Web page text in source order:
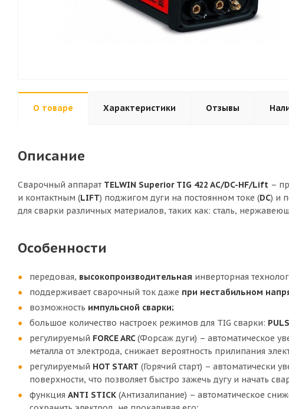
О товаре Характеристики Отзывы
Описание
Сварочный аппарат TELWIN Superior TIG 422 AC/DC-HF/Lift –
и контактным (LIFT) поджигом дуги на постоянном токе (DС) и
для сварки различных материалов, таких как: сталь,
Особенности
передовая, высокопроизводительная инверторная
поддерживает сварочный ток даже при нестабильном
возможность импульсной сварки;
большое количество настроек режимов для TIG сварки:
регулируемый FORCE ARC(Форсаж дуги) – автоматическое
металла от электрода, снижает вероятность прилипания
регулируемый HOT START (Горячий старт) – автоматически
поверхности, что позволяет быстро зажечь дугу и начать
функция ANTI STICK (Антизалипание) – автоматическое